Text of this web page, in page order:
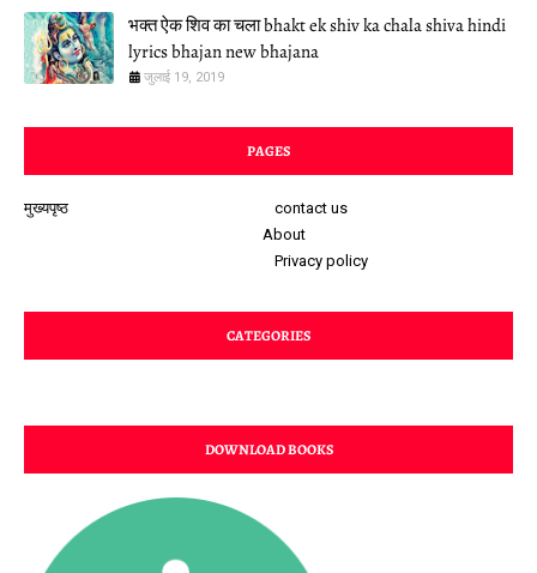
भक्त ऐक शिव का चला bhakt ek shiv ka chala shiva hindi
lyrics bhajan new bhajana
जुलाई 19, 2019
PAGES
मुख्यपृष्ठ
contact us
About
Privacy policy
CATEGORIES
DOWNLOAD BOOKS